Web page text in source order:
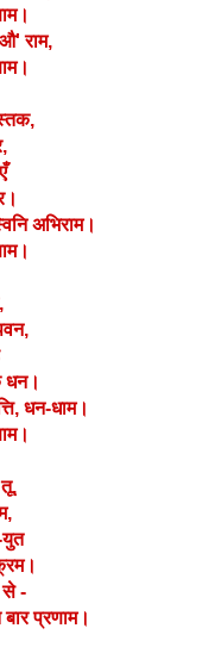
औ' राम,
अभिराम।
धन।
धन-धाम।
तू,
युत
से -
प्रणाम।